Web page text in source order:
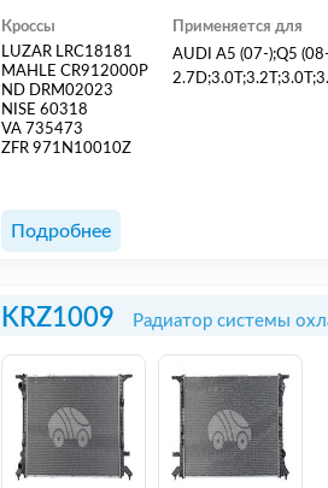
Кроссы
LUZAR LRC18181
MAHLE CR912000P
ND DRM02023
NISE 60318
VA 735473
ZFR 971N10010Z
Применяется для
AUDI A5 (07-);Q5
Подробнее
KRZ1009 Радиатор системы